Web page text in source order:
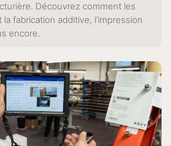
Découvrez comment les
fabrication additive, l’impression
encore.